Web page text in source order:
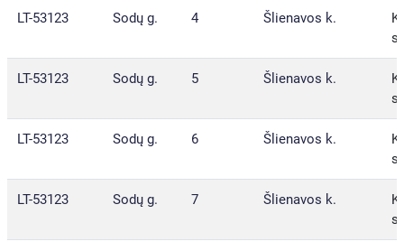
LT-53123 Sodų g. 4 Šlienavos k.
LT-53123 Sodų g. 5 Šlienavos k.
LT-53123 Sodų g. 6 Šlienavos k.
LT-53123 Sodų g. 7 Šlienavos k.